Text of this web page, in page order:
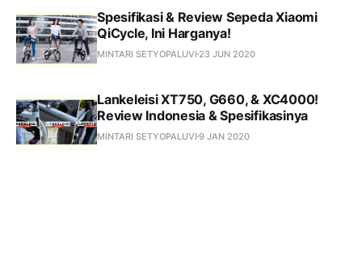
Spesifikasi & Review Sepeda Xiaomi
QiCycle, Ini Harganya!
MINTARI SETYOPALUVI 23 JUN 2020
Lankeleisi XT750, G660, & XC4000!
Review Indonesia & Spesifikasinya
MINTARI SETYOPALUVI 9 JAN 2020